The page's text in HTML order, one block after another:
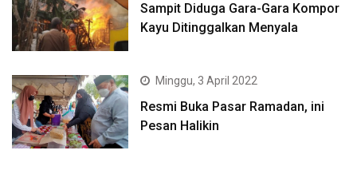
Sampit Diduga Gara-Gara Kompor
Kayu Ditinggalkan Menyala
Minggu, 3 April 2022
Resmi Buka Pasar Ramadan, ini
Pesan Halikin